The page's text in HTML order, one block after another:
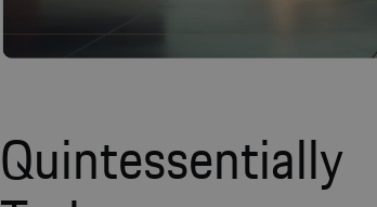
Quintessentially